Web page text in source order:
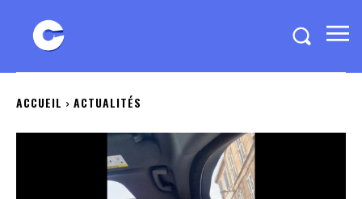
ACCUEIL ACTUALITÉS